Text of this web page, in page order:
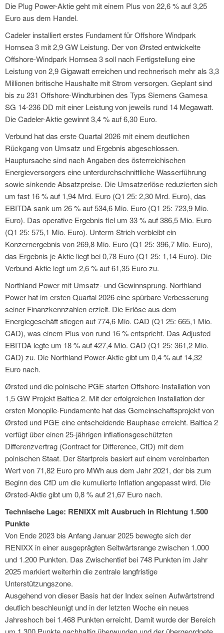
Die Plug Power-Aktie geht mit einem Plus von 22,6 % auf 3,25
Euro aus dem Handel.
Cadeler installiert erstes Fundament für Offshore Windpark
Hornsea 3 mit 2,9 GW Leistung. Der von Ørsted entwickelte
Offshore-Windpark Hornsea 3 soll nach Fertigstellung eine
Leistung von 2,9 Gigawatt erreichen und rechnerisch mehr als 3,3
Millionen britische Haushalte mit Strom versorgen. Geplant sind
bis zu 231 Offshore-Windturbinen des Typs Siemens Gamesa
SG 14-236 DD mit einer Leistung von jeweils rund 14 Megawatt.
Die Cadeler-Aktie gewinnt 3,4 % auf 6,30 Euro.
Verbund hat das erste Quartal 2026 mit einem deutlichen
Rückgang von Umsatz und Ergebnis abgeschlossen.
Hauptursache sind nach Angaben des österreichischen
Energieversorgers eine unterdurchschnittliche Wasserführung
sowie sinkende Absatzpreise. Die Umsatzerlöse reduzierten sich
um fast 16 % auf 1,94 Mrd. Euro (Q1 25: 2,30 Mrd. Euro), das
EBITDA sank um 26 % auf 534,6 Mio. Euro (Q1 25: 723,9 Mio.
Euro). Das operative Ergebnis fiel um 33 % auf 386,5 Mio. Euro
(Q1 25: 575,1 Mio. Euro). Unterm Strich verbleibt ein
Konzernergebnis von 269,8 Mio. Euro (Q1 25: 396,7 Mio. Euro),
das Ergebnis je Aktie liegt bei 0,78 Euro (Q1 25: 1,14 Euro). Die
Verbund-Aktie legt um 2,6 % auf 61,35 Euro zu.
Northland Power mit Umsatz- und Gewinnsprung. Northland
Power hat im ersten Quartal 2026 eine spürbare Verbesserung
seiner Finanzkennzahlen erzielt. Die Erlöse aus dem
Energiegeschäft stiegen auf 774,6 Mio. CAD (Q1 25: 665,1 Mio.
CAD), was einem Plus von rund 16 % entspricht. Das Adjusted
EBITDA legte um 18 % auf 427,4 Mio. CAD (Q1 25: 361,2 Mio.
CAD) zu. Die Northland Power-Aktie gibt um 0,4 % auf 14,32
Euro nach.
Ørsted und die polnische PGE starten Offshore-Installation von
1,5 GW Projekt Baltica 2. Mit der erfolgreichen Installation der
ersten Monopile-Fundamente hat das Gemeinschaftsprojekt von
Ørsted und PGE eine entscheidende Bauphase erreicht. Baltica 2
verfügt über einen 25-jährigen inflationsgeschützten
Differenzvertrag (Contract for Difference, CfD) mit dem
polnischen Staat. Der Startpreis basiert auf einem vereinbarten
Wert von 71,82 Euro pro MWh aus dem Jahr 2021, der bis zum
Beginn des CfD um die kumulierte Inflation angepasst wird. Die
Ørsted-Aktie gibt um 0,8 % auf 21,67 Euro nach.
Technische Lage: RENIXX mit Ausbruch in Richtung 1.500
Punkte
Von Ende 2023 bis Anfang Januar 2025 bewegte sich der
RENIXX in einer ausgeprägten Seitwärtsrange zwischen 1.000
und 1.200 Punkten. Das Zwischentief bei 748 Punkten im Jahr
2025 markiert weiterhin die zentrale langfristige
Unterstützungszone.
Ausgehend von dieser Basis hat der Index seinen Aufwärtstrend
deutlich beschleunigt und in der letzten Woche ein neues
Jahreshoch bei 1.468 Punkten erreicht. Damit wurde der Bereich